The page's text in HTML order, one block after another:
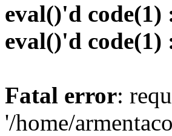
eval()'d code(1)
eval()'d code(1)
Fatal error:
'/home/